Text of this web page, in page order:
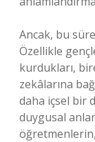
Ancak, bu
Özellikle
kurdukları,
zekâlarına
daha içsel bir
duygusal